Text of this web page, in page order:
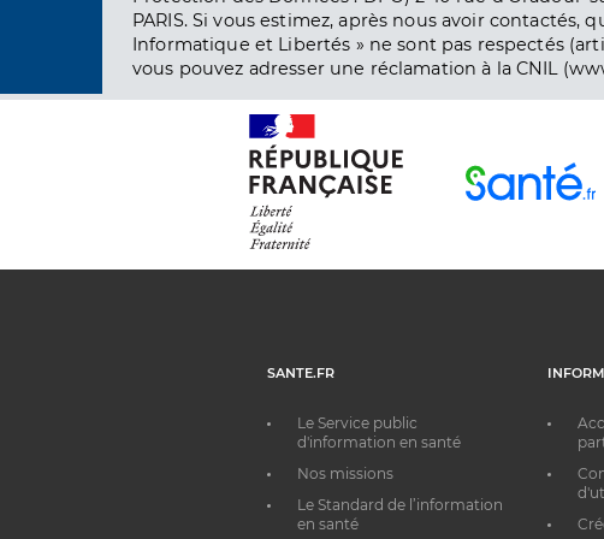
PARIS. Si vous estimez, après nous avoir contactés,
Informatique et Libertés » ne sont pas respectés
vous pouvez adresser une réclamation à la CNIL
SANTE.FR
Le Service public
d'information en santé
Nos missions
Le Standard de l’information
en santé